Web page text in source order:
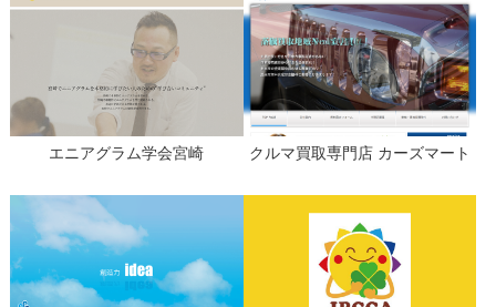
エニアグラム学会宮崎 クルマ買取専門店 カーズマート